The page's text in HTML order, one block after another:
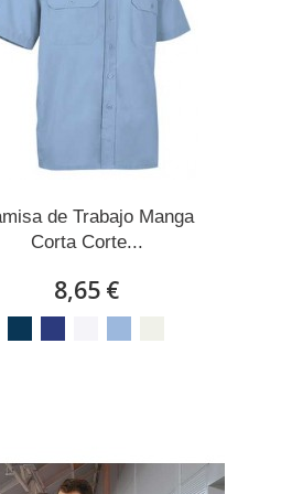
de Trabajo Manga
Corta Corte...
8,65 €